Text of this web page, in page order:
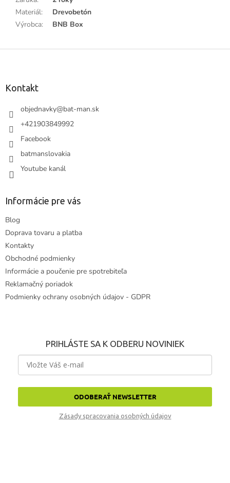
Materiál:
Drevobetón
Výrobca: BNB Box
Kontakt
objednavky@bat-man.sk
+421903849992
Facebook
batmanslovakia
Youtube kanál
Informácie pre vás
Blog
Doprava tovaru a platba
Kontakty
Obchodné podmienky
Informácie a poučenie pre spotrebiteľa
Reklamačný poriadok
Podmienky ochrany osobných údajov - GDPR
PRIHLÁSTE SA K ODBERU NOVINIEK
ODOBERAŤ NEWSLETTER
Zásady spracovania osobných údajov